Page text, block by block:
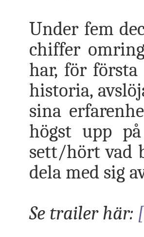
Under fem
chiffer
har, för
historia,
sina
högst upp
sett/hört vad
dela med sig
Se trailer här: